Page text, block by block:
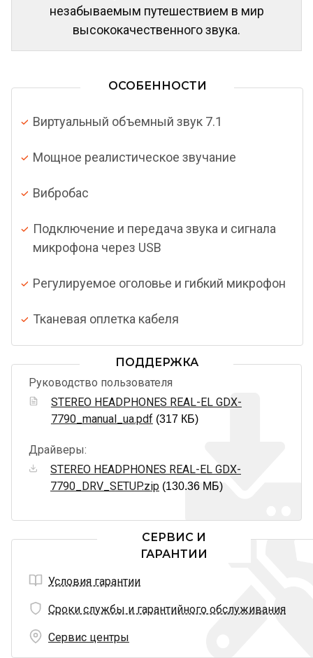
незабываемым путешествием в мир
высококачественного звука.
ОСОБЕННОСТИ
Виртуальный объемный звук 7.1
Мощное реалистическое звучание
Вибробас
Подключение и передача звука и сигнала
микрофона через USB
Регулируемое оголовье и гибкий микрофон
Тканевая оплетка кабеля
ПОДДЕРЖКА
Руководство пользователя
STEREO HEADPHONES REAL-EL GDX-
7790_manual_ua.pdf (317 КБ)
Драйверы:
STEREO HEADPHONES REAL-EL GDX-
7790_DRV_SETUP.zip (130.36 МБ)
СЕРВИС И
ГАРАНТИИ
Условия гарантии
Сроки службы и гарантийного обслуживания
Сервис центры